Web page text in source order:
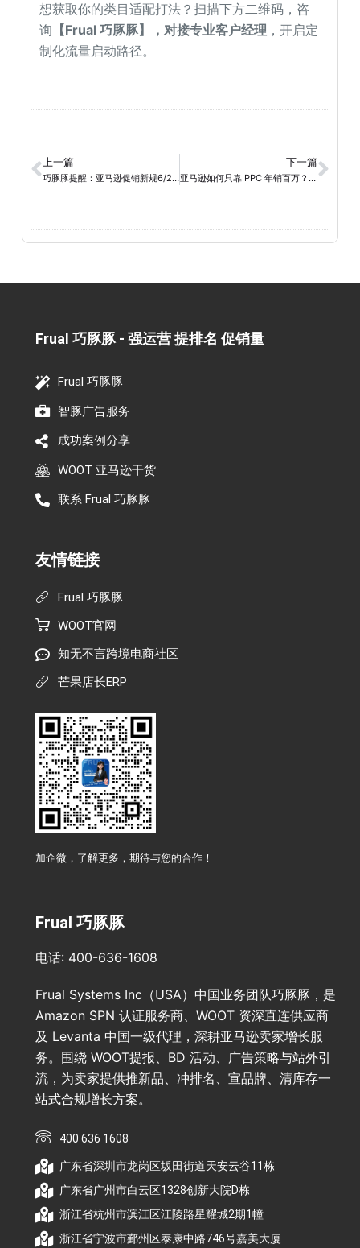
想获取你的类目适配打法？扫描下方二维码，咨
询 【Frual 巧豚豚】，对接专业客户经理 ，开启定
制化流量启动路径。
上一篇
巧豚豚提醒：亚马逊促销新规6/2生效，事关Deal/Coupon
下一篇
亚马逊如何只靠 PPC 年销百万？附案例实操
Frual 巧豚豚 - 强运营 提排名 促销量​
Frual 巧豚豚
智豚广告服务
成功案例分享
WOOT 亚马逊干货
联系 Frual 巧豚豚
友情链接
Frual 巧豚豚
WOOT官网
知无不言跨境电商社区
芒果店长ERP
加企微，了解更多，期待与您的合作！
Frual 巧豚豚
电话: 400-636-1608
Frual Systems Inc（USA）中国业务团队巧豚豚，是
Amazon SPN 认证服务商、WOOT 资深直连供应商
及 Levanta 中国一级代理，深耕亚马逊卖家增长服
务。围绕 WOOT提报、BD 活动、广告策略与站外引
流，为卖家提供推新品、冲排名、宣品牌、清库存一
站式合规增长方案。
400 636 1608
广东省深圳市龙岗区坂田街道天安云谷11栋
广东省广州市白云区1328创新大院D栋
浙江省杭州市滨江区江陵路星耀城2期1幢
浙江省宁波市鄞州区泰康中路746号嘉美大厦